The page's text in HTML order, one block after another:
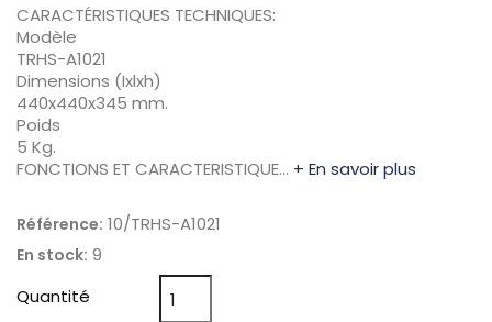
CARACTÉRISTIQUES TECHNIQUES:
Modèle
TRHS-A1021
Dimensions (Ixlxh)
440x440x345 mm.
Poids
5 Kg.
FONCTIONS ET CARACTERISTIQUE… + En savoir plus
Référence: 10/TRHS-A1021
En stock: 9
Quantité